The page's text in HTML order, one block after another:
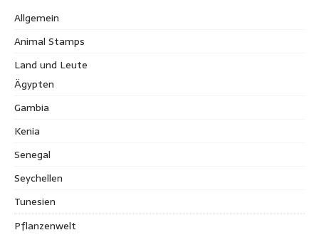
Allgemein
Animal Stamps
Land und Leute
Ägypten
Gambia
Kenia
Senegal
Seychellen
Tunesien
Pflanzenwelt